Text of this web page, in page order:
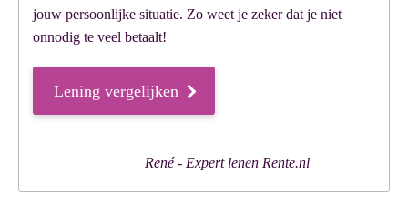
jouw persoonlijke situatie. Zo weet je zeker dat je niet
onnodig te veel betaalt!
Lening vergelijken